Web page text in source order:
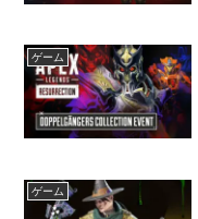
ゲーム
ゲーム